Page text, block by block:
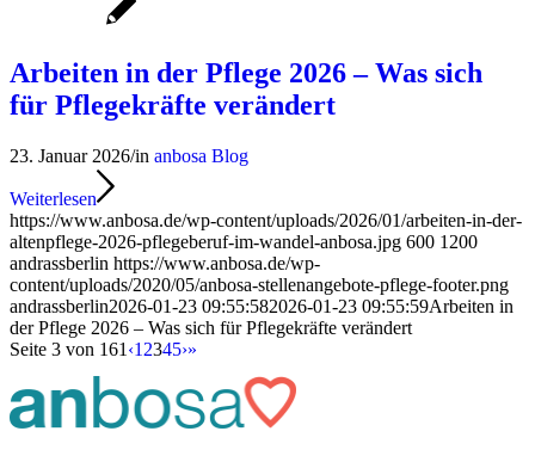
Arbeiten in der Pflege 2026 – Was sich
für Pflegekräfte verändert
23. Januar 2026/in anbosa Blog
Weiterlesen
https://www.anbosa.de/wp-content/uploads/2026/01/arbeiten-in-der-
altenpflege-2026-pflegeberuf-im-wandel-anbosa.jpg 600 1200
andrassberlin https://www.anbosa.de/wp-
content/uploads/2020/05/anbosa-stellenangebote-pflege-footer.png
andrassberlin2026-01-23 09:55:582026-01-23 09:55:59Arbeiten in
der Pflege 2026 – Was sich für Pflegekräfte verändert
Seite 3 von 161 ‹1 2345›»